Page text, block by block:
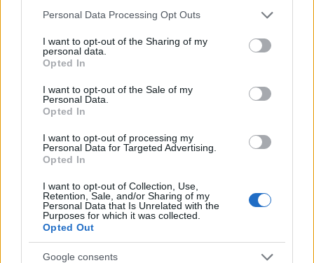
Please note that this website/app uses one or more Google
not limited to your visit or usage behaviour. You may click to
grant or deny consent to Google and its third-party tags to
use your data for below specified purposes in below Google
consent section.
Personal Data Processing Opt Outs
I want to opt-out of the Sharing of my
personal data.
Opted In
I want to opt-out of the Sale of my
Personal Data.
Opted In
I want to opt-out of processing my
Personal Data for Targeted Advertising.
Opted In
I want to opt-out of Collection, Use,
Retention, Sale, and/or Sharing of my
Personal Data that Is Unrelated with the
Purposes for which it was collected.
Opted Out
Google consents